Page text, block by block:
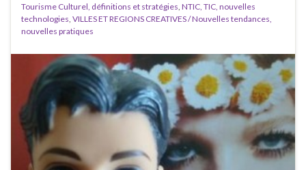
Tourisme Culturel, définitions et stratégies, NTIC, TIC, nouvelles
technologies, VILLES ET REGIONS CREATIVES / Nouvelles tendances,
nouvelles pratiques